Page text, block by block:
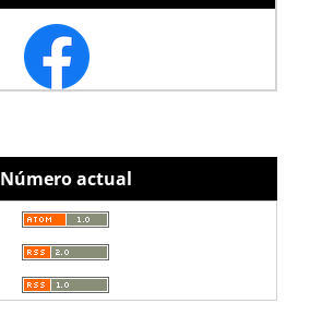
Número actual